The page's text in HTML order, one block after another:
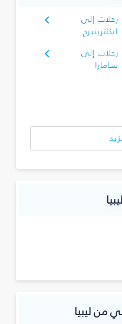
رحلات إلى
ايكاترينبرج
رحلات إلى
سامارا
من ليبيا